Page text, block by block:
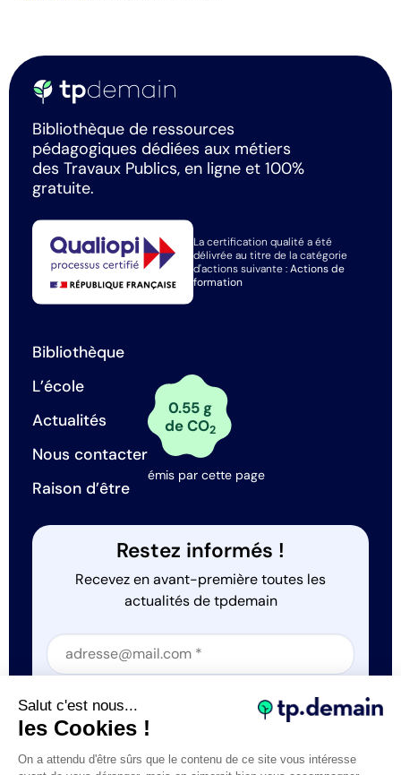
Bibliothèque de ressources
pédagogiques dédiées aux métiers
des Travaux Publics, en ligne et 100%
gratuite.
La certification qualité a été
délivrée au titre de la catégorie
d'actions suivante :Actions de
formation
Bibliothèque
L’école
Actualités
Nous contacter
Raison d’être
0.55 g
de CO2
émis par cette page
Restez informés !
Recevez en avant-première toutes les
actualités de tpdemain
Section
Section
J'accepte que tp.demain utilise mes informations
Salut c'est nous...
les Cookies !
On a attendu d'être sûrs que le contenu de ce site vous intéresse